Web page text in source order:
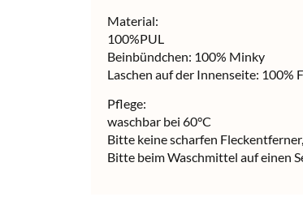
Material:
100%PUL
Beinbündchen: 100% Minky
Laschen auf der Innenseite: 100%
Pflege:
waschbar bei 60°C
Bitte keine scharfen
Bitte beim Waschmittel auf einen